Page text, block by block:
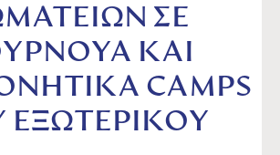
ΣΕ
ΚΑΙ
CAMPS
ΕΞΩΤΕΡΙΚΟΥ